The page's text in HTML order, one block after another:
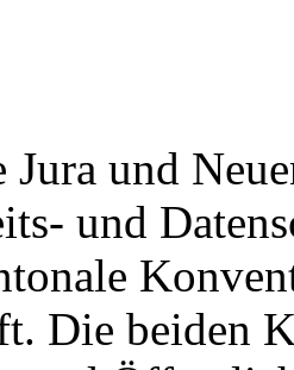
und
und
Die beiden